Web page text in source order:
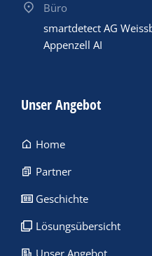
Büro
smartdetect AG
Appenzell AI
Unser Angebot
Home
Partner
Geschichte
Lösungsübersicht